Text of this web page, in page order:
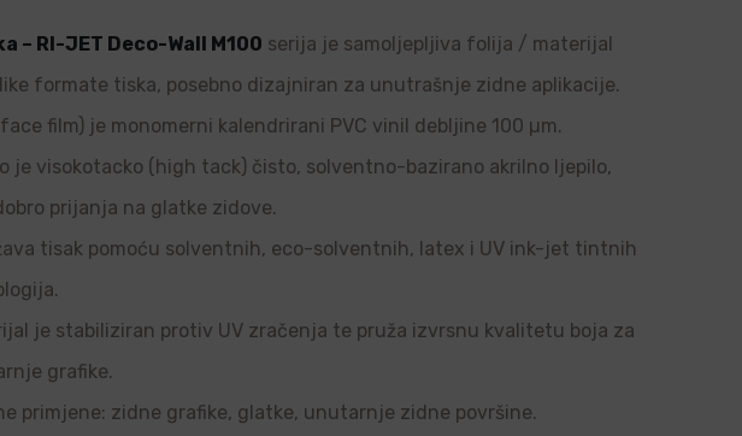
– RI-JET Deco-Wall M100 serija je samoljepljiva folija / materijal
formate tiska, posebno dizajniran za unutrašnje zidne aplikacije.
film) je monomerni kalendrirani PVC vinil debljine 100 µm.
je visokotacko (high tack) čisto, solventno-bazirano akrilno ljepilo,
prijanja na glatke zidove.
tisak pomoću solventnih, eco-solventnih, latex i UV ink-jet tintnih
je stabiliziran protiv UV zračenja te pruža izvrsnu kvalitetu boja za
grafike.
primjene: zidne grafike, glatke, unutarnje zidne površine.